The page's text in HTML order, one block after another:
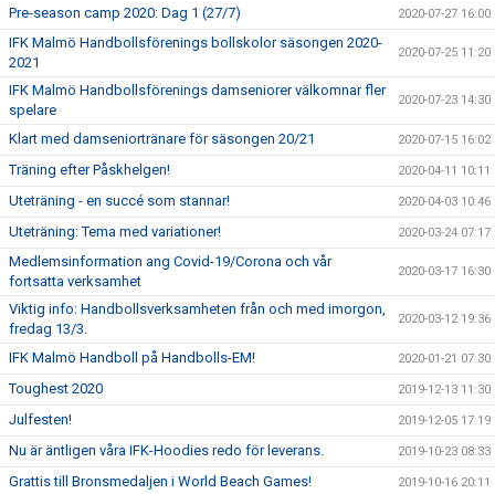
Pre-season camp 2020: Dag 1 (27/7) 2020-07-27 16:00
IFK Malmö Handbollsförenings bollskolor säsongen 2020-
2021
2020-07-25 11:20
IFK Malmö Handbollsförenings damseniorer välkomnar fler
spelare
2020-07-23 14:30
Klart med damseniortränare för säsongen 20/21 2020-07-15 16:02
Träning efter Påskhelgen! 2020-04-11 10:11
Uteträning - en succé som stannar! 2020-04-03 10:46
Uteträning: Tema med variationer! 2020-03-24 07:17
Medlemsinformation ang Covid-19/Corona och vår
fortsatta verksamhet
2020-03-17 16:30
Viktig info: Handbollsverksamheten från och med imorgon,
fredag 13/3.
2020-03-12 19:36
IFK Malmö Handboll på Handbolls-EM! 2020-01-21 07:30
Toughest 2020 2019-12-13 11:30
Julfesten! 2019-12-05 17:19
Nu är äntligen våra IFK-Hoodies redo för leverans. 2019-10-23 08:33
Grattis till Bronsmedaljen i World Beach Games! 2019-10-16 20:11